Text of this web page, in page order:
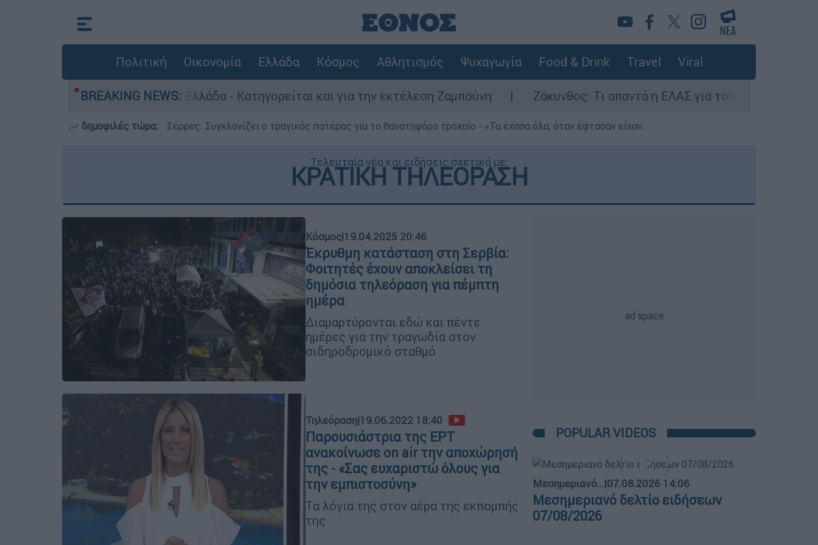
Πολιτική Οικονομία Ελλάδα Κόσμος Αθλητισμός Ψυχαγωγία Food & Drink Travel Viral
BREAKING NEWS:
στην Ελλάδα - Κατηγορείται και για την εκτέλεση Ζαμπούνη Ζάκυνθος: Τι απαντά η ΕΛΑΣ για τους 8 βιασμούς
δημοφιλές τώρα: Σέρρες: Συγκλονίζει ο τραγικός πατέρας για το θανατηφόρο τροχαίο - «Τα έχασα όλα, όταν έφτασαν είχαν...
Τελευταία νέα και ειδήσεις σχετικά με:
ΚΡΑΤΙΚΗ ΤΗΛΕΟΡΑΣΗ
Κόσμος|19.04.2025 20:46
Έκρυθμη κατάσταση στη Σερβία:
Φοιτητές έχουν αποκλείσει τη
δημόσια τηλεόραση για πέμπτη
ημέρα
Διαμαρτύρονται εδώ και πέντε
ημέρες για την τραγωδία στον
σιδηροδρομικό σταθμό
Τηλεόραση|19.06.2022 18:40
Παρουσιάστρια της ΕΡΤ
ανακοίνωσε on air την αποχώρησή
της - «Σας ευχαριστώ όλους για
την εμπιστοσύνη»
Τα λόγια της στον αέρα της εκπομπής
της
POPULAR VIDEOS
Μεσημεριανό...|07.08.2026 14:06
Μεσημεριανό δελτίο ειδήσεων
07/08/2026